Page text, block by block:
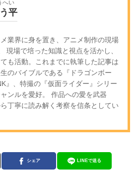
へい
平
業界に身を置き、アニメ制作の現場
現場で培った知識と視点を活かし、
も活動。これまでに執筆した記事は
のバイブルである『ドラゴンボー
』、特撮の『仮面ライダー』シリー
ンルを愛好。 作品への愛を武器
丁寧に読み解く考察を信条としてい
シェア LINEで送る